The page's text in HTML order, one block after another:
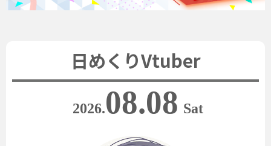
日めくりVtuber
2026.08.08 Sat